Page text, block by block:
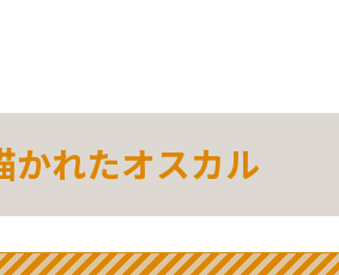
かれたオスカル